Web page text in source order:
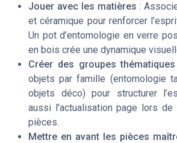
Jouer avec les matières :
et céramique pour renforcer
Un pot d’entomologie en verre
en bois crée une dynamique
Créer des groupes thématiques
objets par famille (entomologie
objets déco) pour structurer
aussi l’actualisation page lors de
pièces.
Mettre en avant les pièces